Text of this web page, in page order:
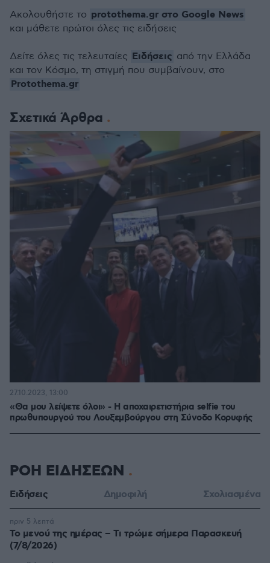
Σχετικά Άρθρα
«Θα μου λείψετε όλοι» - Η αποχαιρετιστήρια selfie του
πρωθυπουργού του Λουξεμβούργου στη Σύνοδο Κορυφής
27.10.2023, 13:00
Ακολουθήστε το protothema.gr στο Google News
και μάθετε πρώτοι όλες τις ειδήσεις
Δείτε όλες τις τελευταίες Ειδήσεις από την Ελλάδα
και τον Κόσμο, τη στιγμή που συμβαίνουν, στο
Protothema.gr
ΡΟΗ ΕΙΔΗΣΕΩΝ
Ειδήσεις Δημοφιλή Σχολιασμένα
Το μενού της ημέρας – Τι τρώμε σήμερα Παρασκευή
(7/8/2026)
πριν 5 λεπτά